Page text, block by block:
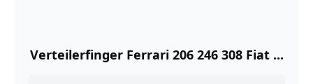
Verteilerfinger Ferrari 206 246 308 Fiat ...